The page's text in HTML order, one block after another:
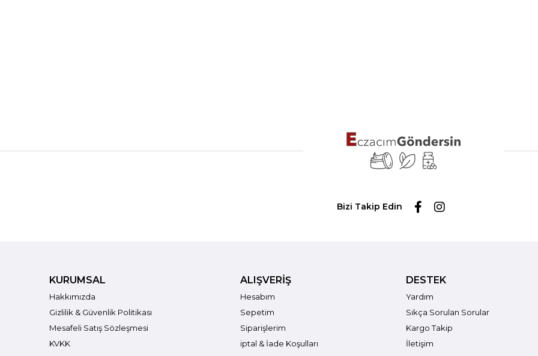
Bizi Takip Edin
KURUMSAL
Hakkımızda
Gizlilik & Güvenlik Politikası
Mesafeli Satış Sözleşmesi
KVKK
ALIŞVERİŞ
Hesabım
Sepetim
Siparişlerim
iptal & İade Koşulları
DESTEK
Yardım
Sıkça Sorulan Sorular
Kargo Takip
İletişim